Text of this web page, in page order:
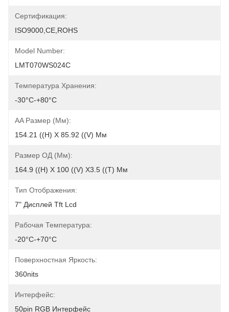
Сертификация:
ISO9000,CE,ROHS
Model Number:
LMT070WS024C
Температура Хранения:
-30°C-+80°C
AA Размер (мм):
154.21 ((H) X 85.92 ((V) Мм
Размер ОД (мм):
164.9 ((H) X 100 ((V) X3.5 ((T) Мм
Тип Отображения:
7" Дисплей Tft Lcd
Рабочая Температура:
-20°C-+70°C
Поверхностная Яркость:
360nits
Интерфейс:
50pin RGB Интерфейс